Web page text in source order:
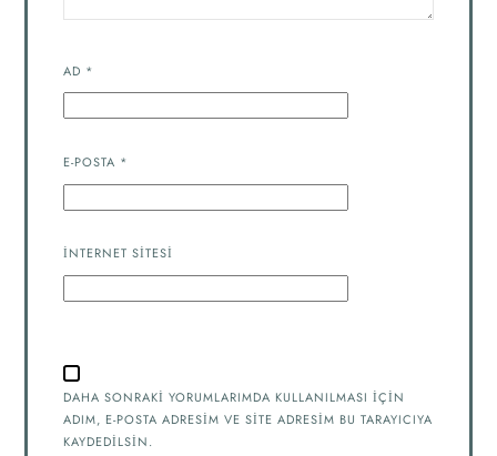
AD *
E-POSTA *
İNTERNET SITESI
DAHA SONRAKI YORUMLARIMDA KULLANILMASI IÇIN
ADIM, E-POSTA ADRESIM VE SITE ADRESIM BU TARAYICIYA
KAYDEDILSIN.